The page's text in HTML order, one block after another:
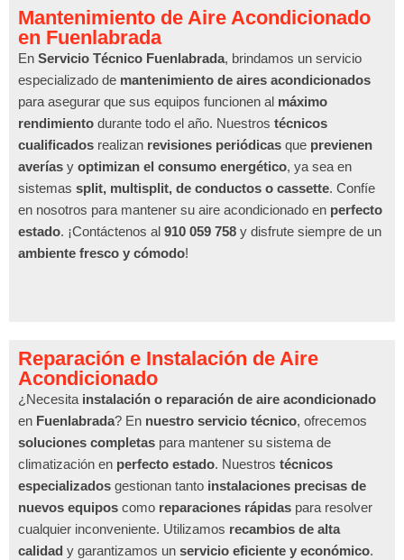
Mantenimiento de Aire Acondicionado
en Fuenlabrada
En Servicio Técnico Fuenlabrada, brindamos un servicio
especializado de mantenimiento de aires acondicionados
para asegurar que sus equipos funcionen al máximo
rendimiento durante todo el año. Nuestros técnicos
cualificados realizan revisiones periódicas que previenen
averías y optimizan el consumo energético, ya sea en
sistemas split, multisplit, de conductos o cassette. Confíe
en nosotros para mantener su aire acondicionado en perfecto
estado. ¡Contáctenos al 910 059 758 y disfrute siempre de un
ambiente fresco y cómodo!
Reparación e Instalación de Aire
Acondicionado
¿Necesita instalación o reparación de aire acondicionado
en Fuenlabrada? En nuestro servicio técnico, ofrecemos
soluciones completas para mantener su sistema de
climatización en perfecto estado. Nuestros técnicos
especializados gestionan tanto instalaciones precisas de
nuevos equipos como reparaciones rápidas para resolver
cualquier inconveniente. Utilizamos recambios de alta
calidad y garantizamos un servicio eficiente y económico.